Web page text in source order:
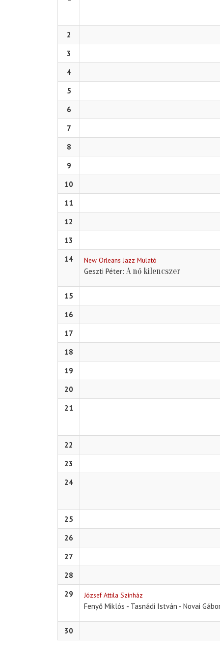
2
3
4
5
6
7
8
9
10
11
12
13
14
New Orleans Jazz Mulató
Geszti Péter A nő kilencszer
15
16
17
18
19
20
21
22
23
24
25
26
27
28
29
József Attila Színház
Fenyő Miklós - Tasnádi István - Novai
30